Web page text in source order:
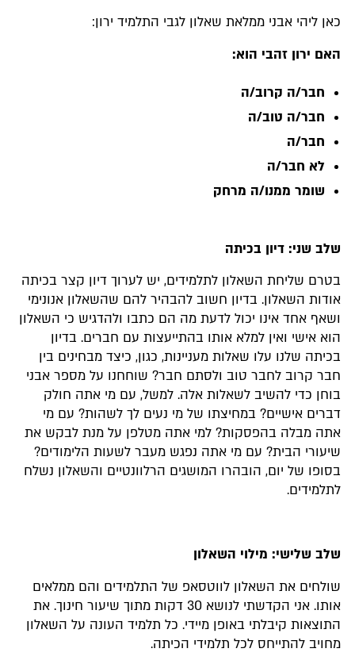
כאן ליהי אבני ממלאת שאלון לגבי התלמיד ירון:
האם ירון זהבי הוא:
חבר/ה קרוב/ה
חבר/ה טוב/ה
חבר/ה
לא חבר/ה
שומר ממנו/ה מרחק
שלב שני: דיון בכיתה
בטרם שליחת השאלון לתלמידים, יש לערוך דיון קצר בכיתה
אודות השאלון. בדיון חשוב להבהיר להם שהשאלון אנונימי
ושאף אחד אינו יכול לדעת מה הם כתבו ולהדגיש כי השאלון
הוא אישי ואין למלא אותו בהתייעצות עם חברים. בדיון
בכיתה שלנו עלו שאלות מעניינות, כגון, כיצד מבחינים בין
חבר קרוב לחבר טוב ולסתם חבר? שוחחנו על מספר אבני
בוחן כדי להשיב לשאלות אלה. למשל, עם מי אתה חולק
דברים אישיים? במחיצתו של מי נעים לך לשהות? עם מי
אתה מבלה בהפסקות? למי אתה מטלפן על מנת לבקש את
שיעורי הבית? עם מי אתה נפגש מעבר לשעות הלימודים?
בסופו של יום, הובהרו המושגים הרלוונטיים והשאלון נשלח
לתלמידים.
שלב שלישי: מילוי השאלון
שולחים את השאלון לווטסאפ של התלמידים והם ממלאים
אותו. אני הקדשתי לנושא 30 דקות מתוך שיעור חינוך. את
התוצאות קיבלתי באופן מיידי. כל תלמיד העונה על השאלון
מחויב להתייחס לכל תלמידי הכיתה.